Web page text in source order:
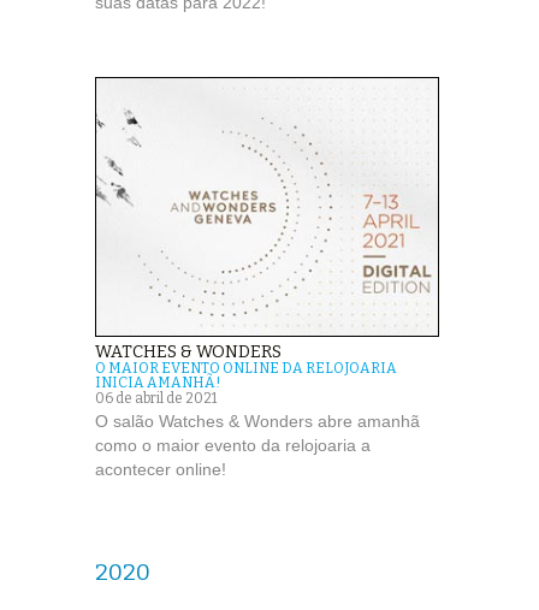
WATCHES & WONDERS
O MAIOR EVENTO ONLINE DA RELOJOARIA
INICIA AMANHÃ!
06 de abril de 2021
O salão Watches & Wonders abre amanhã
como o maior evento da relojoaria a
acontecer online!
2020